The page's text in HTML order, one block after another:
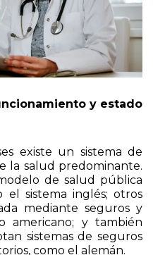
la salud predominante.
de salud pública
el sistema inglés; otros
mediante seguros y
americano; y también
sistemas de seguros
como el alemán.